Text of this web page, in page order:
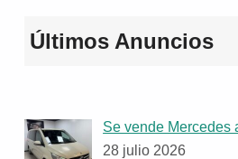
Últimos Anuncios
Se vende Mercedes
28 julio 2026